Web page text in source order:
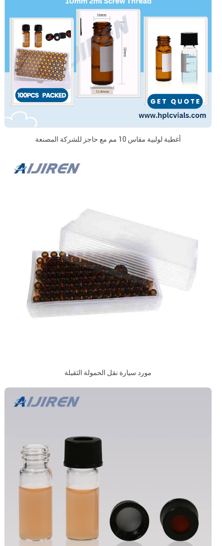
أغطية لولبية مقاس 10 مم مع حاجز للشركة المصنعة
مورد سيارة نقل الحمولة الثقيلة